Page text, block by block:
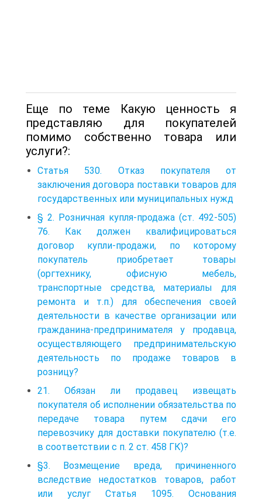
Еще по теме Какую ценность я
представляю для покупателей
помимо собственно товара или
услуги?:
Статья 530. Отказ покупателя от
заключения договора поставки товаров для
государственных или муниципальных нужд
§ 2. Розничная купля-продажа (ст. 492-505)
76. Как должен квалифицироваться
договор купли-продажи, по которому
покупатель приобретает товары
(оргтехнику, офисную мебель,
транспортные средства, материалы для
ремонта и т.п.) для обеспечения своей
деятельности в качестве организации или
гражданина-предпринимателя у продавца,
осуществляющего предпринимательскую
деятельность по продаже товаров в
розницу?
21. Обязан ли продавец извещать
покупателя об исполнении обязательства по
передаче товара путем сдачи его
перевозчику для доставки покупателю (т.е.
в соответствии с п. 2 ст. 458 ГК)?
§3. Возмещение вреда, причиненного
вследствие недостатков товаров, работ
или услуг Статья 1095. Основания